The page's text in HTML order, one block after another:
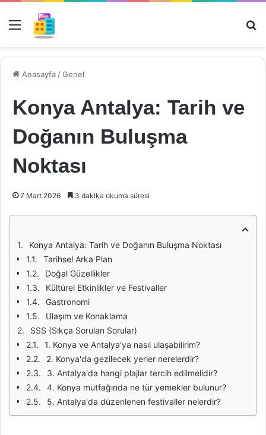
Menü
Anasayfa /Genel
Konya Antalya: Tarih ve
Doğanın Buluşma
Noktası
7 Mart 2026 3 dakika okuma süresi
Konya Antalya: Tarih ve Doğanın Buluşma Noktası
Tarihsel Arka Plan
Doğal Güzellikler
Kültürel Etkinlikler ve Festivaller
Gastronomi
Ulaşım ve Konaklama
SSS (Sıkça Sorulan Sorular)
1. Konya ve Antalya'ya nasıl ulaşabilirim?
2. Konya'da gezilecek yerler nerelerdir?
3. Antalya'da hangi plajlar tercih edilmelidir?
4. Konya mutfağında ne tür yemekler bulunur?
5. Antalya'da düzenlenen festivaller nelerdir?